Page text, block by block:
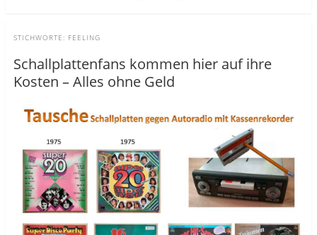
STICHWORTE: FEELING
Schallplattenfans kommen hier auf ihre
Kosten – Alles ohne Geld